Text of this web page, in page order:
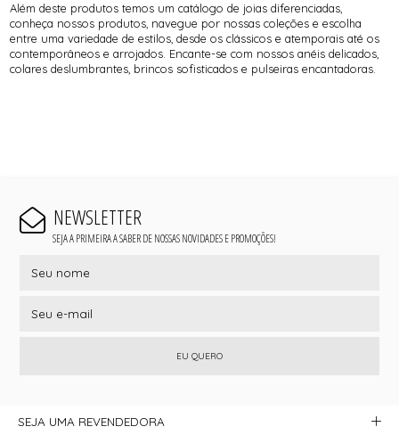
Além deste produtos temos um catálogo de joias diferenciadas,
conheça nossos produtos, navegue por nossas coleções e escolha
entre uma variedade de estilos, desde os clássicos e atemporais até os
contemporâneos e arrojados. Encante-se com nossos anéis delicados,
colares deslumbrantes, brincos sofisticados e pulseiras encantadoras.
NEWSLETTER
SEJA A PRIMEIRA A SABER DE NOSSAS NOVIDADES E PROMOÇÕES!
EU QUERO
SEJA UMA REVENDEDORA